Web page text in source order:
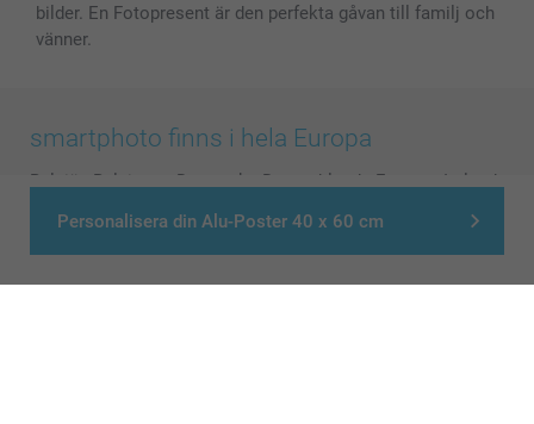
Personalisera din Alu-Poster 40 x 60 cm
bilder. En Fotopresent är den perfekta gåvan till familj och
vänner.
smartphoto finns i hela Europa
België Belgique Danmark Deutschland France
Ireland
Nederland - Norge Österreich Schweiz